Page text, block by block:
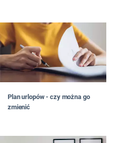
Plan urlopów - czy można go
zmienić